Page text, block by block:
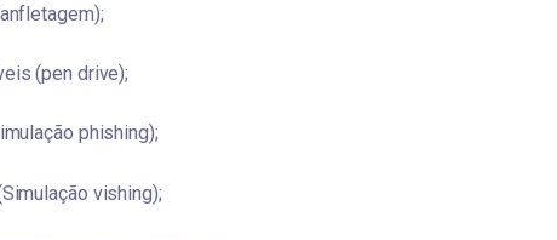
(pen drive);
phishing);
vishing);